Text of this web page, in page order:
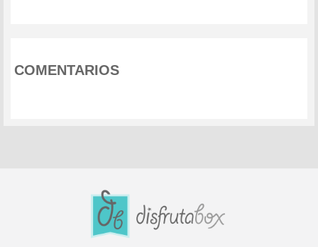
COMENTARIOS